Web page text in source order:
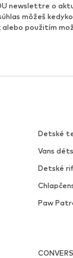
newslettre o
môžeš
alebo použitím
Detské
Vans
Detské
Paw